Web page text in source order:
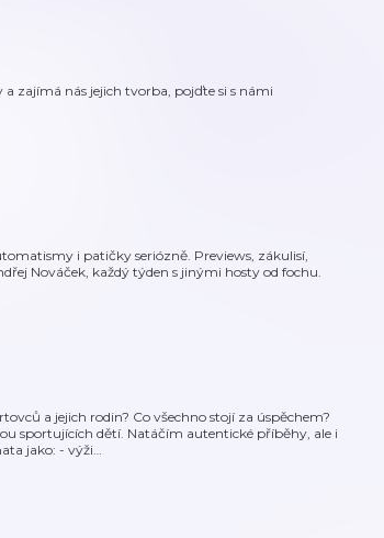
zajímá nás jejich tvorba, pojďte si s námi
i patičky seriózně. Previews, zákulisí,
Nováček, každý týden s jinými hosty od fochu.
a jejich rodin? Co všechno stojí za úspěchem?
sportujících dětí. Natáčím autentické příběhy, ale i
jako: - výži…